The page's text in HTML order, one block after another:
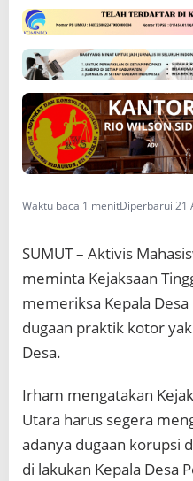
P
e
r
i
k
s
a
K
a
d
s
m
a
g
r
a
u
g
Waktu baca 1 menitDiperbarui 21
SUMUT – Aktivis
meminta Kejaksaan
memeriksa Kepala
dugaan praktik kotor
Desa.
Irham mengatakan
Utara harus segera
adanya dugaan korupsi
di lakukan Kepala Desa